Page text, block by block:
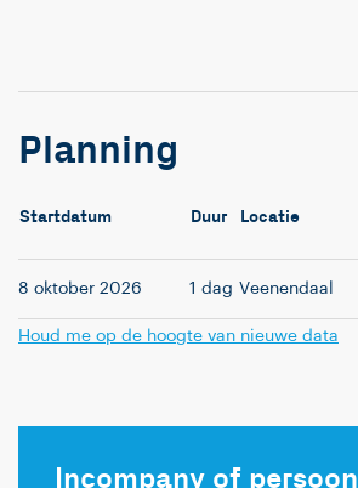
Planning
Startdatum Duur Locatie
8 oktober 2026 1 dag Veenendaal
Houd me op de hoogte van nieuwe data
Incompany of